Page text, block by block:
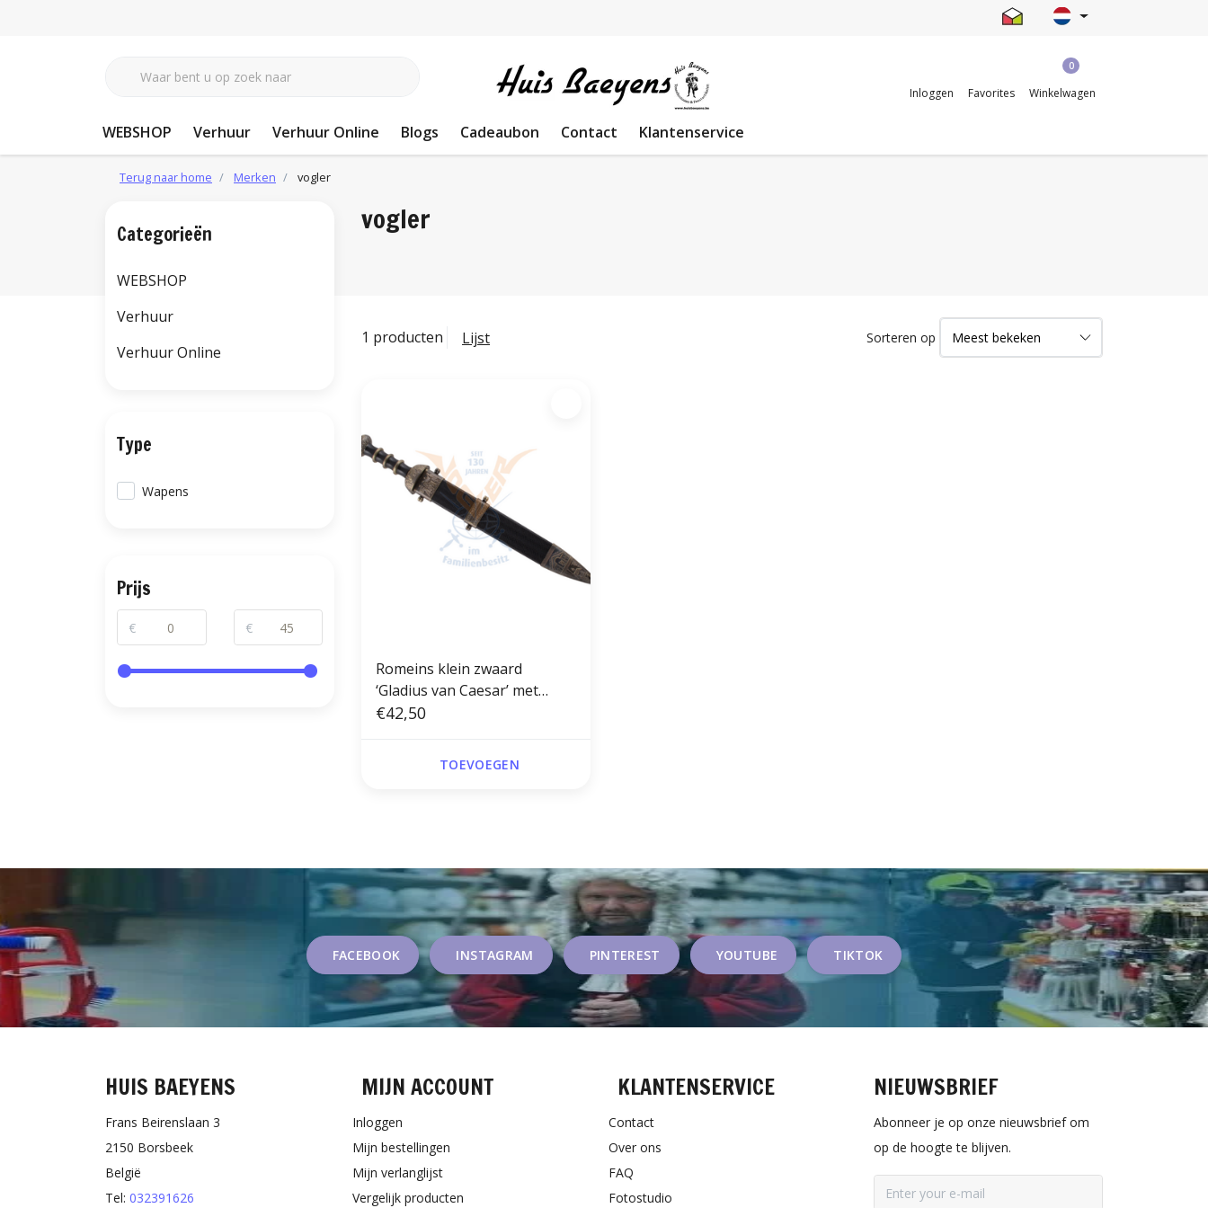
Inloggen Favorites
0
Winkelwagen
WEBSHOP Verhuur Verhuur Online Blogs Cadeaubon Contact Klantenservice
Terug naar home Merken vogler
vogler
1 producten Lijst Sorteren op
Romeins klein zwaard
‘Gladius van Caesar’ met
versieringen(L.46 cm, Kl.29
€42,50
TOEVOEGEN
Categorieën
WEBSHOP
Verhuur
Verhuur Online
Type
Wapens
Prijs
€ €
FACEBOOK INSTAGRAM PINTEREST YOUTUBE TIKTOK
HUIS BAEYENS
Frans Beirenslaan 3
2150 Borsbeek
België
Tel: 032391626
MIJN ACCOUNT
Inloggen
Mijn bestellingen
Mijn verlanglijst
Vergelijk producten
KLANTENSERVICE
Contact
Over ons
FAQ
Fotostudio
NIEUWSBRIEF
Abonneer je op onze nieuwsbrief om
op de hoogte te blijven.